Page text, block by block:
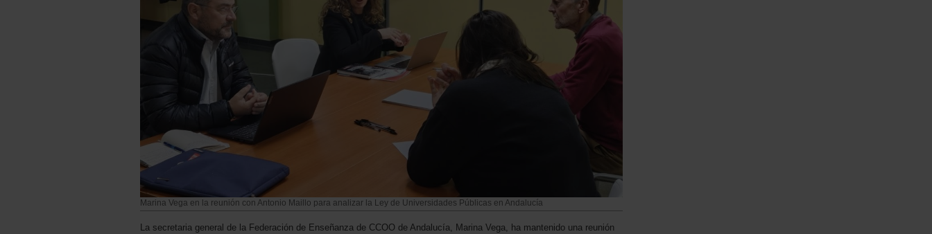
Marina Vega en la reunión con Antonio Maillo para analizar la Ley de Universidades Públicas en Andalucía
La secretaria general de la Federación de Enseñanza de CCOO de Andalucía, Marina Vega, ha mantenido una reunión